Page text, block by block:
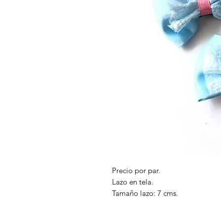
Precio por par.
Lazo en tela.
Tamaño lazo: 7 cms.